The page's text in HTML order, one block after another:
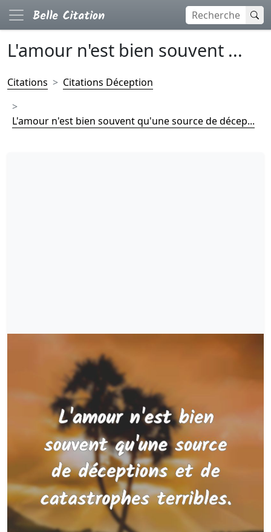
L'amour n'est bien souvent ...
Citations Citations Déception
L'amour n'est bien souvent qu'une source de décep...